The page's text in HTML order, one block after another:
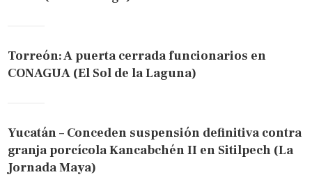
Torreón: A puerta cerrada funcionarios en
CONAGUA (El Sol de la Laguna)
Yucatán – Conceden suspensión definitiva contra
granja porcícola Kancabchén II en Sitilpech (La
Jornada Maya)